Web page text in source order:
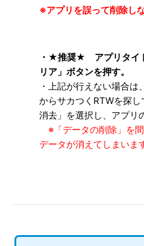
交換所の「次回入荷まで」の期
試合中のゴール演出などで、
Android11において画面の向き
登録外の選手が売却できない
※アプリを誤って削除し
・★推奨★ アプリタイ
リア」ボタンを押す。
・上記が行えない場合
からサカつくRTWを探
消去」を選択し、アプリ
※「データの削除」を
データが消えてしまいま